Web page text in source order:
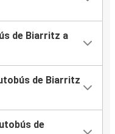
de Biarritz a
de Biarritz
de